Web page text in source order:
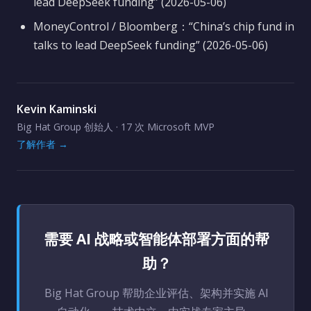
MoneyControl / Bloomberg：“China’s chip fund in
talks to lead DeepSeek funding” (2026-05-06)
Kevin Kaminski
Big Hat Group 创始人 · 17 次 Microsoft MVP
了解作者 →
需要 AI 战略或智能体部署方面的帮
助？
Big Hat Group 帮助企业评估、架构并实施 AI